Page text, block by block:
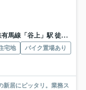
馬線「谷上」駅 徒歩12分
宅地
バイク置場あり
新居にピッタリ。業務ス